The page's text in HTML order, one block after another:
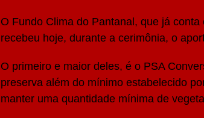
O Fundo Clima do Pantanal, que já
recebeu hoje, durante a cerimônia, o
O primeiro e maior deles, é o PSA
preserva além do mínimo estabelecido
manter uma quantidade mínima de